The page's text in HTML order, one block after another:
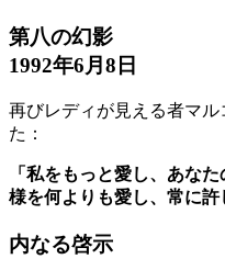
第八の幻影
1992年6月8日
再びレディが見える者マ
た：
「私をもっと愛し、あな
様を何よりも愛し、常に許
内なる啓示